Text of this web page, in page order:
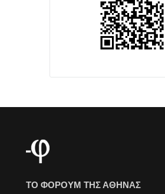
ΤΟ ΦΟΡΟΥΜ ΤΗΣ ΑΘΗΝΑΣ